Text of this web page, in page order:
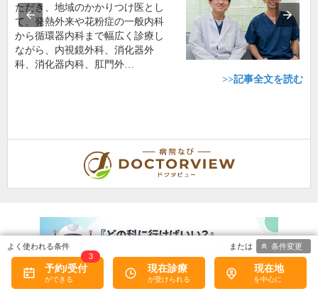
ただき、地域のかかりつけ医とし
て、発熱外来や花粉症の一般内科
から循環器内科まで幅広く診療し
ながら、内視鏡外科、消化器外
科、消化器内科、肛門外…
>>記事全文を読む
予約/受付
3
現在診療 現在地
条件変更